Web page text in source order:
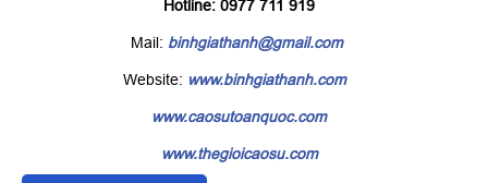
Hotline: 0977 711 919
Mail: binhgiathanh@gmail.com
Website: www.binhgiathanh.com
www.caosutoanquoc.com
www.thegioicaosu.com